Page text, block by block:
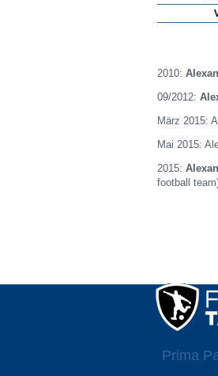
2010:
09/2012:
März 2015:
Mai 2015:
2015:
football
Prima